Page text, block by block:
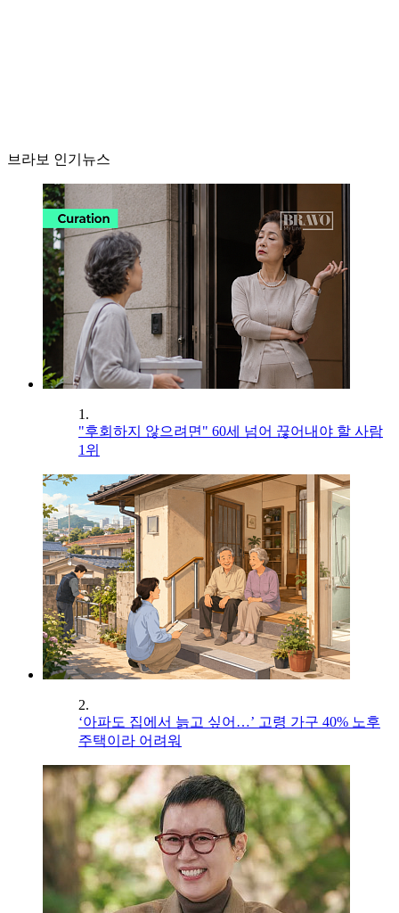
브라보 인기뉴스
1.
"후회하지 않으려면" 60세 넘어 끊어내야 할 사람
1위
2.
‘아파도 집에서 늙고 싶어…’ 고령 가구 40% 노후
주택이라 어려워